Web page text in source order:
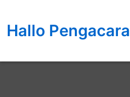
konten
Hallo Pengacara